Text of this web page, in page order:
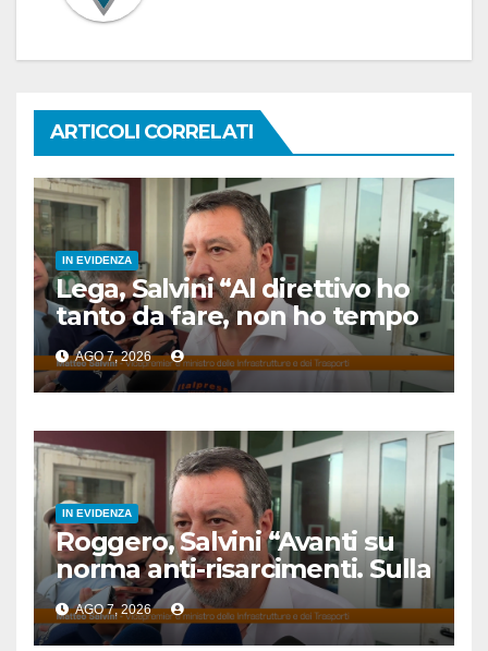
ARTICOLI CORRELATI
IN EVIDENZA
Lega, Salvini “Al direttivo ho
tanto da fare, non ho tempo
per litigare”
AGO 7, 2026
IN EVIDENZA
Roggero, Salvini “Avanti su
norma anti-risarcimenti. Sulla
grazia profilo basso”
AGO 7, 2026